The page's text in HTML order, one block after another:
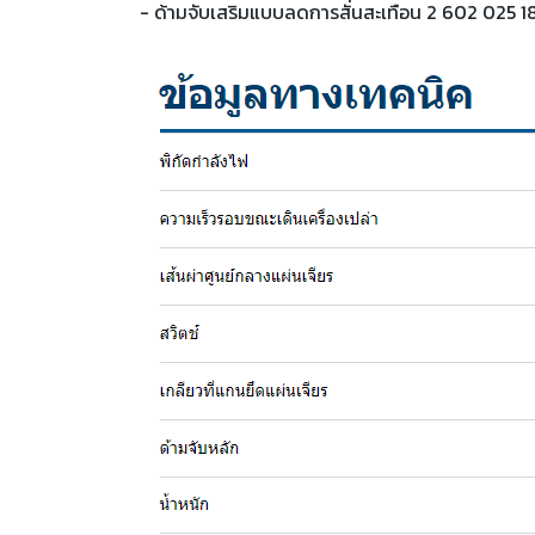
- ด้ามจับเสริมแบบลดการสั่นสะเทือน 2 602 025